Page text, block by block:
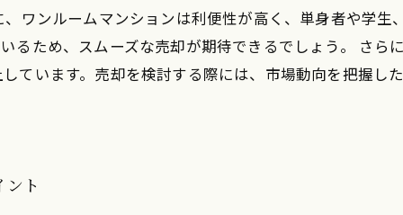
ワンルームマンションは利便性が高く、単身者や学
るため、スムーズな売却が期待できるでしょう。 さら
ています。売却を検討する際には、市場動向を把握し
ト